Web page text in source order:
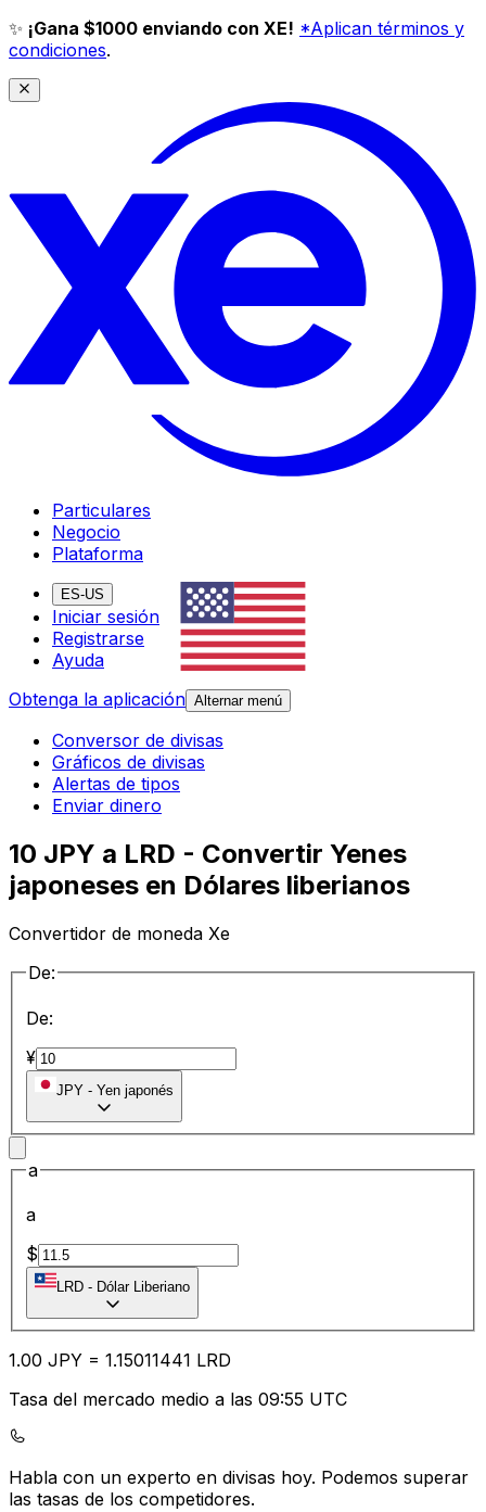
✨ ¡Gana $1000 enviando con XE! *Aplican términos y
condiciones.
Particulares
Negocio
Plataforma
ES-US
Iniciar sesión
Registrarse
Ayuda
Obtenga la aplicación Alternar menú
Conversor de divisas
Gráficos de divisas
Alertas de tipos
Enviar dinero
10 JPY a LRD - Convertir Yenes
japoneses en Dólares liberianos
Convertidor de moneda Xe
De:
De:
¥
JPY - Yen japonés
a
a
$
LRD - Dólar Liberiano
1.00 JPY = 1.15011441 LRD
Tasa del mercado medio a las 09:55 UTC
Habla con un experto en divisas hoy. Podemos superar
las tasas de los competidores.